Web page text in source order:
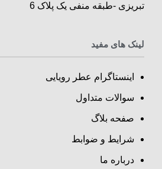
تبریزی -طبقه منفی یک پلاک 6
لینک های مفید
اینستاگرام عطر رویایی
سوالات متداول
صفحه بلاگ
شرایط و ضوابط
درباره ما